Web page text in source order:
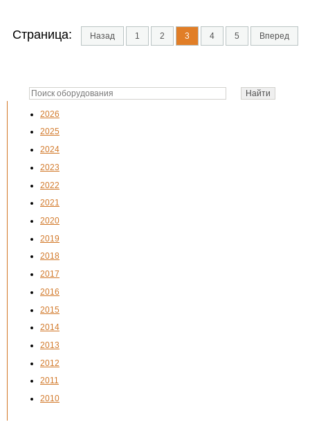
2026
2025
2024
2023
2022
2021
2020
2019
2018
2017
2016
2015
2014
2013
2012
2011
2010
Страница: Назад 1 2 3 4 5 Вперед